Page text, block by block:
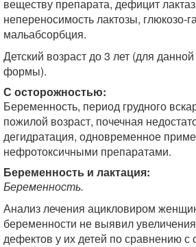
веществу препарата, дефицит
непереносимость лактозы, глюкозо-
мальабсорбция.
Детский возраст до 3 лет (для
формы).
С осторожностью:
Беременность, период грудного
пожилой возраст, почечная
дегидратация, одновременное
нефротоксичными препаратами.
Беременность и лактация:
Беременность.
Анализ лечения ацикловиром
беременности не выявил
дефектов у их детей по сравнению